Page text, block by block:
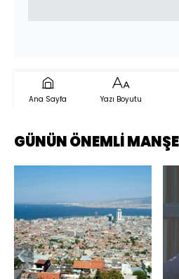
Ana Sayfa Yazı Boyutu
GÜNÜN ÖNEMLİ